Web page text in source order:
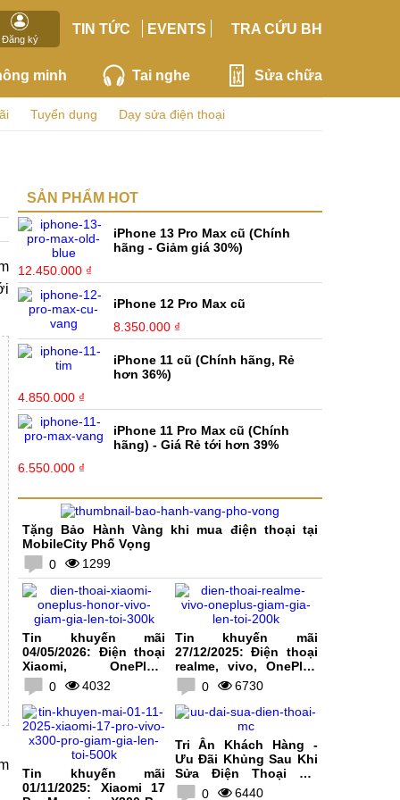
Đăng ký
TIN TỨC EVENTS TRA CỨU BH
minh Tai nghe Sửa chữa
Tuyển dụng Dạy sửa điện thoại
SẢN PHẨM HOT
iPhone 13 Pro Max cũ (Chính
hãng - Giảm giá 30%)
12.450.000 ₫
iPhone 12 Pro Max cũ
8.350.000 ₫
iPhone 11 cũ (Chính hãng, Rẻ
hơn 36%)
4.850.000 ₫
iPhone 11 Pro Max cũ (Chính
hãng) - Giá Rẻ tới hơn 39%
6.550.000 ₫
Tặng Bảo Hành Vàng khi mua điện thoại tại
MobileCity Phố Vọng
0
1299
Tin khuyến mãi
04/05/2026: Điện thoại
Xiaomi, OnePlus,
HONOR, vivo giảm giá
lên tới 300K
0 4032
Tin khuyến mãi
27/12/2025: Điện thoại
realme, vivo, OnePlus
giảm giá lên tới 200K
0 6730
Tin khuyến mãi
01/11/2025: Xiaomi 17
Tri Ân Khách Hàng -
Ưu Đãi Khủng Sau Khi
Sửa Điện Thoại Tại
MobileCity
0 6440